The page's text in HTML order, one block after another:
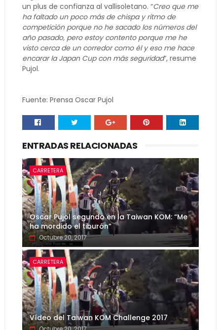
un plus de confianza al vallisoletano. “Creo que me
ha faltado un poco más de chispa y ritmo de
competición porque no he sacado los números del
año pasado, pero estoy contento porque me he
visto cerca de un corredor como él y eso me hace
encarar la Japan Cup con más seguridad”, resume
Pujol.
Fuente: Prensa Oscar Pujol
ENTRADAS RELACIONADAS
CARRETERA
Oscar Pujol segundo en la Taiwan KOM: “Me
ha mordido el tiburón”
Octubre 20, 2017
CARRETERA
Vídeo del Taiwan KOM Challenge 2017